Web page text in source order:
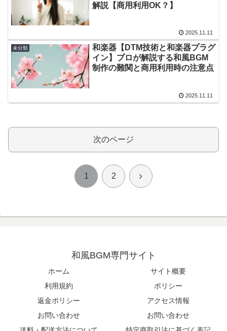
解説【商用利用OK？】
2025.11.11
未分類
和楽器【DTM技術と和楽器プラグ
イン】プロが解説する和風BGM
制作の難関と商用利用時の注意点
2025.11.11
次のページ
1 2 次
和風BGM専門サイト
ホーム
サイト概要
利用規約
ポリシー
返金ポリシー
アクセス情報
お問い合わせ
お問い合わせ